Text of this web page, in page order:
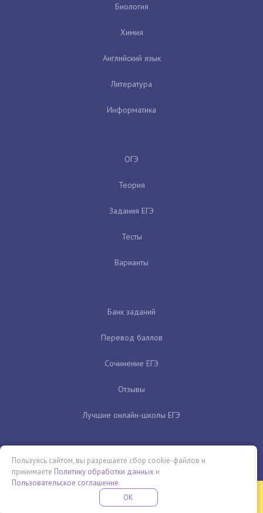
Биология
Химия
Английский язык
Литература
Информатика
ОГЭ
Теория
Задания ЕГЭ
Тесты
Варианты
Банк заданий
Перевод баллов
Сочинение ЕГЭ
Отзывы
Лучшие онлайн-школы ЕГЭ
Бесплатная летняя школа
ПРОВЕДИ ЭТО ЛЕТО С ПОЛЬЗОЙ
Пользуясь сайтом, вы разрешаете сбор cookie-файлов и
принимаете Политику обработки данных и
Пользовательское соглашение.
OK